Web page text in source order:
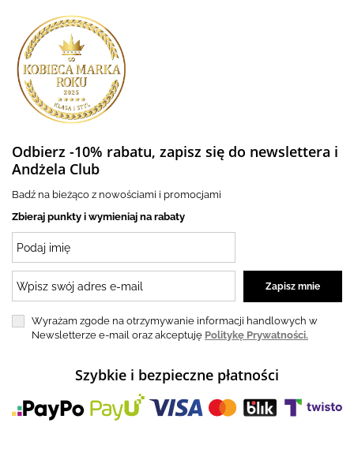
Odbierz -10% rabatu, zapisz się do newslettera i
Andżela Club
Badź na bieżąco z nowościami i promocjami
Zbieraj punkty i wymieniaj na rabaty
Wyrażam zgode na otrzymywanie informacji handlowych w
Newsletterze e-mail oraz akceptuję Politykę Prywatności.
Szybkie i bezpieczne płatności